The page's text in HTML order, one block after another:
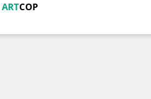
ARTCOP